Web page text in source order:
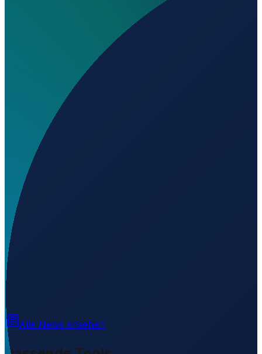
Wird geladen...
Alle News ansehen